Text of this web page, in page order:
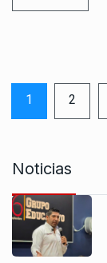
1 2
Noticias